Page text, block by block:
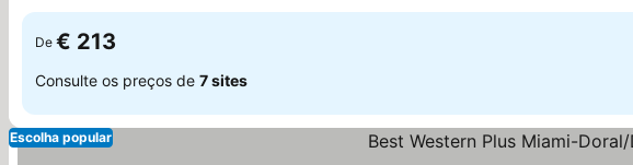
De € 213
Consulte os preços de 7 sites
Escolha popular